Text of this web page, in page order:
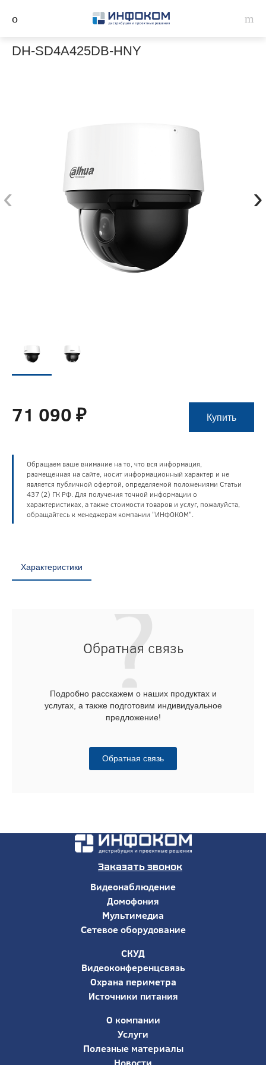
DH-SD4A425DB-HNY
‹ ›
71 090 ₽ Купить
Обращаем ваше внимание на то, что вся информация,
размещенная на сайте, носит информационный характер и не
является публичной офертой, определяемой положениями Статьи
437 (2) ГК РФ. Для получения точной информации о
характеристиках, а также стоимости товаров и услуг, пожалуйста,
обращайтесь к менеджерам компании "ИНФОКОМ".
Характеристики
Обратная связь
Подробно расскажем о наших продуктах и
услугах, а также подготовим индивидуальное
предложение!
Обратная связь
Заказать звонок
Видеонаблюдение
Домофония
Мультимедиа
Сетевое оборудование
СКУД
Видеоконференцсвязь
Охрана периметра
Источники питания
О компании
Услуги
Полезные материалы